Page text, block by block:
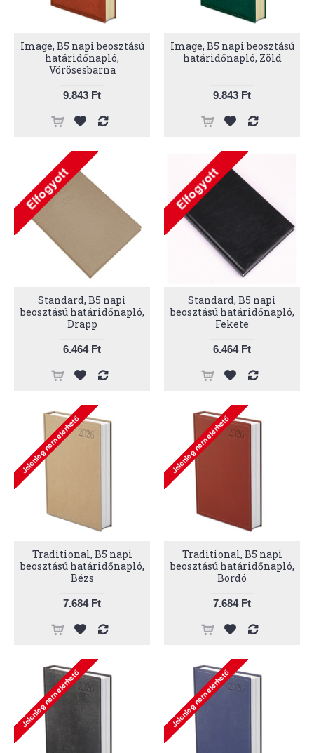
Image, B5 napi beosztású
határidőnapló,
Vörösesbarna
9.843 Ft
Image, B5 napi beosztású
határidőnapló, Zöld
9.843 Ft
Standard, B5 napi
beosztású határidőnapló,
Drapp
6.464 Ft
Standard, B5 napi
beosztású határidőnapló,
Fekete
6.464 Ft
Traditional, B5 napi
beosztású határidőnapló,
Bézs
7.684 Ft
Traditional, B5 napi
beosztású határidőnapló,
Bordó
7.684 Ft